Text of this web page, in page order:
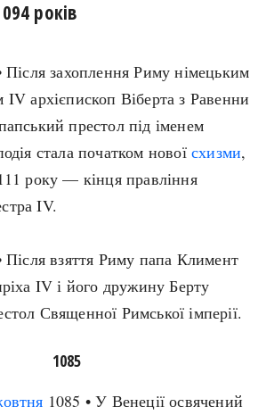
Новітня історія
Наш час
Популярні статті
#Хештеги
Автори
done
років
Після захоплення Риму німецьким
IV архієпископ Віберта з Равенни
престол під іменем
стала початком новоїсхизми,
року — кінця правління
IV.
Після взяття Риму папа Климент
IV і його дружину Берту
Священної Римської імперії.
1085
1085 • У Венеції освячений